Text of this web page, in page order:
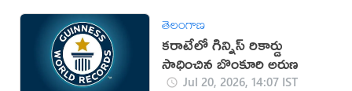
తెలంగాణ
కరాటేలో గిన్నిస్ రికార్డు
సాధించిన బొంకూరి అరుణ
Jul 20, 2026, 14:07 IST